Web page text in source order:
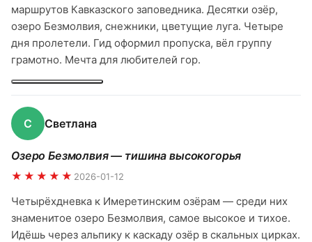
маршрутов Кавказского заповедника. Десятки озёр,
озеро Безмолвия, снежники, цветущие луга. Четыре
дня пролетели. Гид оформил пропуска, вёл группу
грамотно. Мечта для любителей гор.
С Светлана
Озеро Безмолвия — тишина высокогорья
★★★★★ 2026-01-12
Четырёхдневка к Имеретинским озёрам — среди них
знаменитое озеро Безмолвия, самое высокое и тихое.
Идёшь через альпику к каскаду озёр в скальных цирках.